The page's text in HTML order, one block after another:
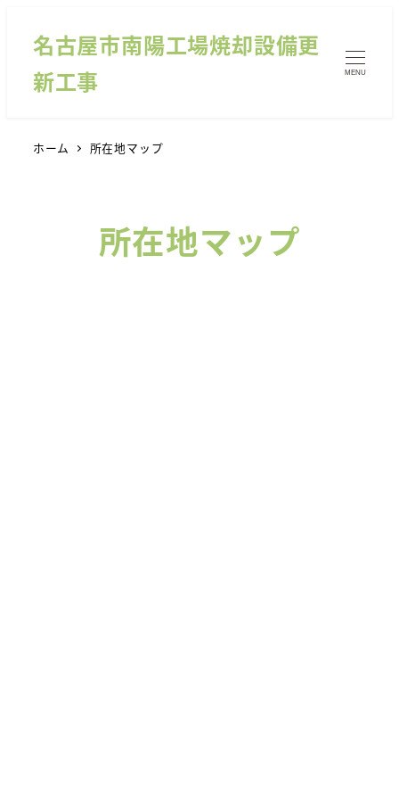
名古屋市南陽工場焼却設備更
新工事
MENU
ホーム 所在地マップ
所在地マップ